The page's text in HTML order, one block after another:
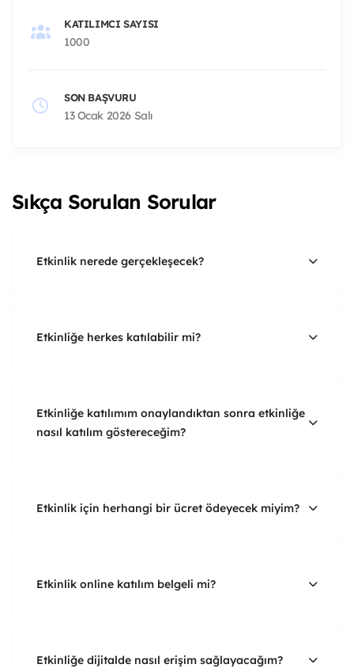
KATILIMCI SAYISI
1000
SON BAŞVURU
13 Ocak 2026 Salı
Sıkça Sorulan Sorular
Etkinlik nerede gerçekleşecek?
Etkinliğe herkes katılabilir mi?
Etkinliğe katılımım onaylandıktan sonra etkinliğe
nasıl katılım göstereceğim?
Etkinlik için herhangi bir ücret ödeyecek miyim?
Etkinlik online katılım belgeli mi?
Etkinliğe dijitalde nasıl erişim sağlayacağım?